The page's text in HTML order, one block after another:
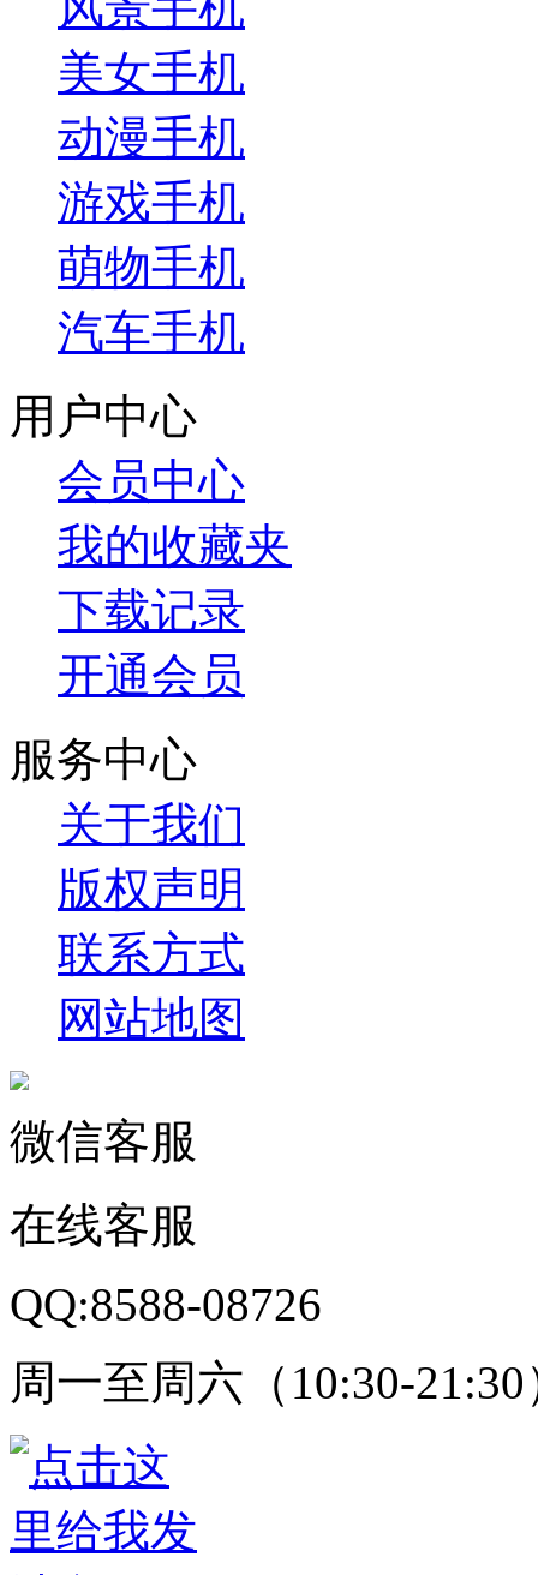
美女手机
动漫手机
游戏手机
萌物手机
汽车手机
用户中心
会员中心
我的收藏夹
下载记录
开通会员
服务中心
关于我们
版权声明
联系方式
网站地图
微信客服
在线客服
QQ:8588-08726
周一至周六（10:30-21:30